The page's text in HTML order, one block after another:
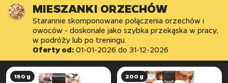
MIESZANKI ORZECHÓW
Starannie skomponowane połączenia orzechów i
owoców - doskonałe jako szybka przekąska w pracy,
w podróży lub po treningu.
Oferty od: 01-01-2026 do 31-12-2026
150 g 200 g